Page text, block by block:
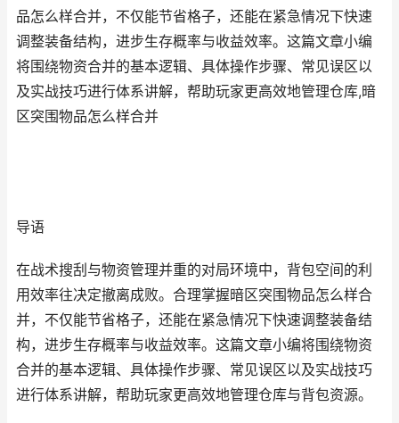
品怎么样合并，不仅能节省格子，还能在紧急情况下快速
调整装备结构，进步生存概率与收益效率。这篇文章小编
将围绕物资合并的基本逻辑、具体操作步骤、常见误区以
及实战技巧进行体系讲解，帮助玩家更高效地管理仓库,暗
区突围物品怎么样合并
导语
在战术搜刮与物资管理并重的对局环境中，背包空间的利
用效率往决定撤离成败。合理掌握暗区突围物品怎么样合
并，不仅能节省格子，还能在紧急情况下快速调整装备结
构，进步生存概率与收益效率。这篇文章小编将围绕物资
合并的基本逻辑、具体操作步骤、常见误区以及实战技巧
进行体系讲解，帮助玩家更高效地管理仓库与背包资源。